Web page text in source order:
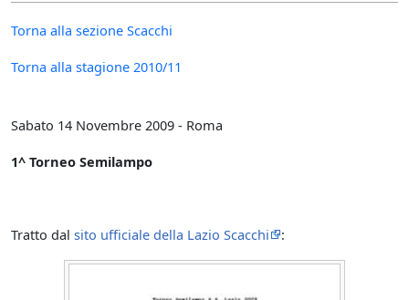
Torna alla sezione Scacchi
Torna alla stagione 2010/11
Sabato 14 Novembre 2009 - Roma
1^ Torneo Semilampo
Tratto dal sito ufficiale della Lazio Scacchi :